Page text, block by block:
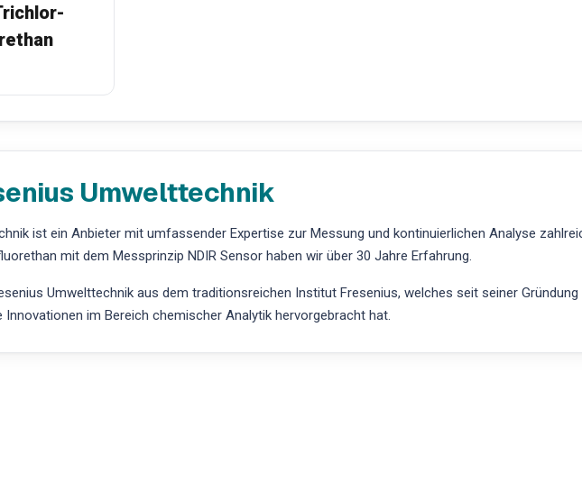
Umwelttechnik
ist ein Anbieter mit umfassender Expertise zur Messung und kontinuierlichen Analyse
mit dem Messprinzip NDIR Sensor haben wir über 30 Jahre Erfahrung.
Umwelttechnik aus dem traditionsreichen Institut Fresenius, welches seit seiner
Innovationen im Bereich chemischer Analytik hervorgebracht hat.